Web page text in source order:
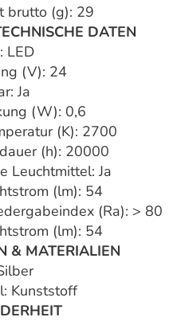
brutto (g): 29
DATEN
LED
(V): 24
Ja
(W): 0,6
(K): 2700
(h): 20000
Leuchtmittel: Ja
(lm): 54
(Ra): > 80
(lm): 54
& MATERIALIEN
Kunststoff